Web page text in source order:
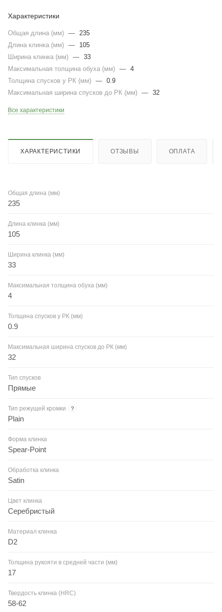
Характеристики
Общая длина (мм) — 235
Длина клинка (мм) —
105
Ширина клинка (мм) — 33
Максимальная толщина обуха (мм) — 4
Толщина спусков у РК (мм) — 0.9
Максимальная ширина спусков до РК (мм) — 32
Все характеристики
ХАРАКТЕРИСТИКИ ОТЗЫВЫ ОПЛАТА
Общая длина (мм)
235
Длина клинка (мм)
105
Ширина клинка (мм)
33
Максимальная толщина обуха (мм)
4
Толщина спусков у РК (мм)
0.9
Максимальная ширина спусков до РК (мм)
32
Тип спусков
Прямые
Тип режущей кромки ?
Plain
Форма клинка
Spear-Point
Обработка клинка
Satin
Цвет клинка
Серебристый
Материал клинка
D2
Толщина рукояти в средней части (мм)
17
Твердость клинка (HRC)
58-62